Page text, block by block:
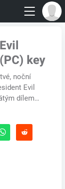
key
noční
Evil
dílem